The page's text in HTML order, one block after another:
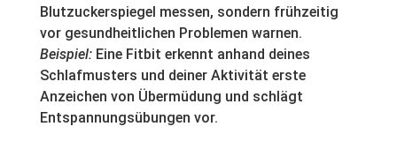
Blutzuckerspiegel messen, sondern frühzeitig
vor gesundheitlichen Problemen warnen.
Beispiel:Eine Fitbit erkennt anhand deines
Schlafmusters und deiner Aktivität erste
Anzeichen von Übermüdung und schlägt
Entspannungsübungen vor.